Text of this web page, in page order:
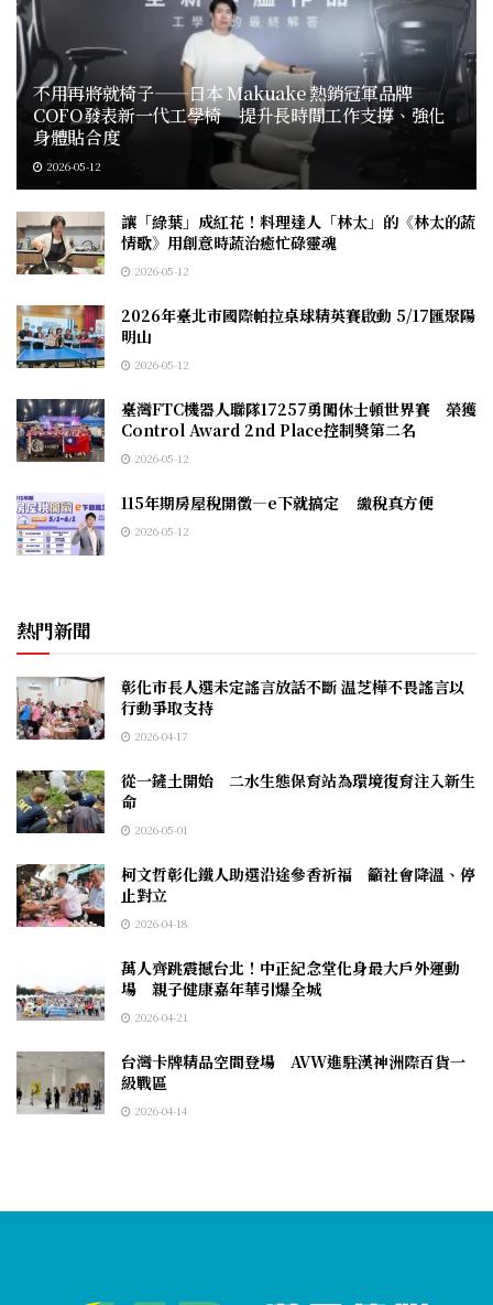
不用再將就椅子——日本 Makuake 熱銷冠軍品牌
COFO發表新一代工學椅 提升長時間工作支撐、強化
身體貼合度
2026-05-12
讓「綠葉」成紅花！料理達人「林太」的《林太的蔬
情歌》用創意時蔬治癒忙碌靈魂
2026-05-12
2026年臺北市國際帕拉桌球精英賽啟動 5/17匯聚陽
明山
2026-05-12
臺灣FTC機器人聯隊17257勇闖休士頓世界賽 榮獲
Control Award 2nd Place控制獎第二名
2026-05-12
115年期房屋稅開徵—e下就搞定 繳稅真方便
2026-05-12
熱門新聞
彰化市長人選未定謠言放話不斷 温芝樺不畏謠言以
行動爭取支持
2026-04-17
從一鏟土開始 二水生態保育站為環境復育注入新生
命
2026-05-01
柯文哲彰化鐵人助選沿途參香祈福 籲社會降溫、停
止對立
2026-04-18
萬人齊跳震撼台北！中正紀念堂化身最大戶外運動
場 親子健康嘉年華引爆全城
2026-04-21
台灣卡牌精品空間登場 AVW進駐漢神洲際百貨一
級戰區
2026-04-14